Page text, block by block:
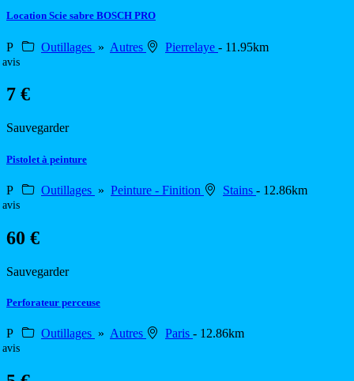
Location Scie sabre BOSCH PRO
P Outillages » Autres Pierrelaye - 11.95km
avis
7 €
Sauvegarder
Pistolet à peinture
P Outillages » Peinture - Finition Stains - 12.86km
avis
60 €
Sauvegarder
Perforateur perceuse
P Outillages » Autres Paris - 12.86km
avis